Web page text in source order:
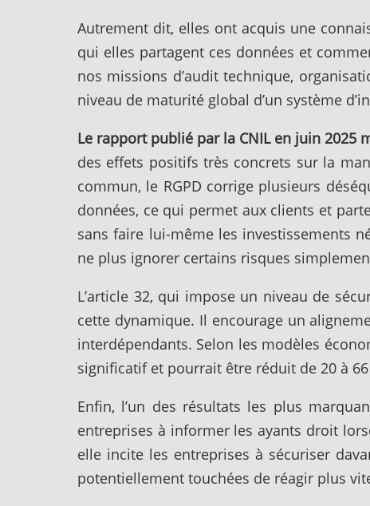
Autrement dit, elles ont acquis une
qui elles partagent ces données et
nos missions d’audit technique,
niveau de maturité global d’un système
Le rapport publié par la CNIL en juin 2025
des effets positifs très concrets sur la
commun, le RGPD corrige plusieurs
données, ce qui permet aux clients et
sans faire lui-même les investissements
ne plus ignorer certains risques
L’article 32, qui impose un niveau de
cette dynamique. Il encourage un
interdépendants. Selon les modèles
significatif et pourrait être réduit de 20 à
Enfin, l’un des résultats les plus
entreprises à informer les ayants droit
elle incite les entreprises à sécuriser
potentiellement touchées de réagir plus